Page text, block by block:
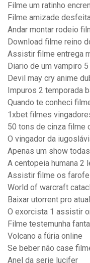
Filme um ratinho
Filme amizade
Andar montar rodeio
Download filme reino
Assistir filme entrega
Diario de um vampiro
Devil may cry anime
Impuros 2 temporada
Quando te conheci
1xbet filmes
50 tons de cinza filme
O vingador da
Apenas um show
A centopeia humana 2
Assistir filme os
World of warcraft
Baixar utorrent pro
O exorcista 1 assistir
Filme testemunha
Volcano a fúria online
Se beber não case
Anel da serie lucifer